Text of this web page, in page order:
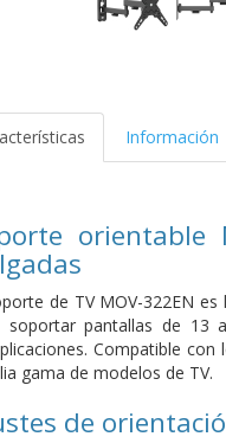
Información
de TV MOV-322EN
soportar pantallas de 13
Compatible
gama de modelos de TV.
de